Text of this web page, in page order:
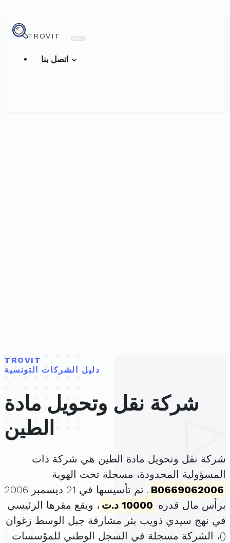
TROVIT
TROVIT
دليل الشركات التونسية
شركة نقل وتحويل مادة
الطين
شركة نقل وتحويل مادة الطين هي شركة ذات
المسؤولية المحدودة، مسجلة تحت الهوية
B0669062006
. تم تأسيسها في 21 ديسمبر 2006
برأس مال قدره 10000 د.ت
، ويقع مقرها الرئيسي
في نهج سيدي ذويب بئر مشارقة جبل الوسط زغوان
()، الشركة مسجلة في السجل الوطني للمؤسسات